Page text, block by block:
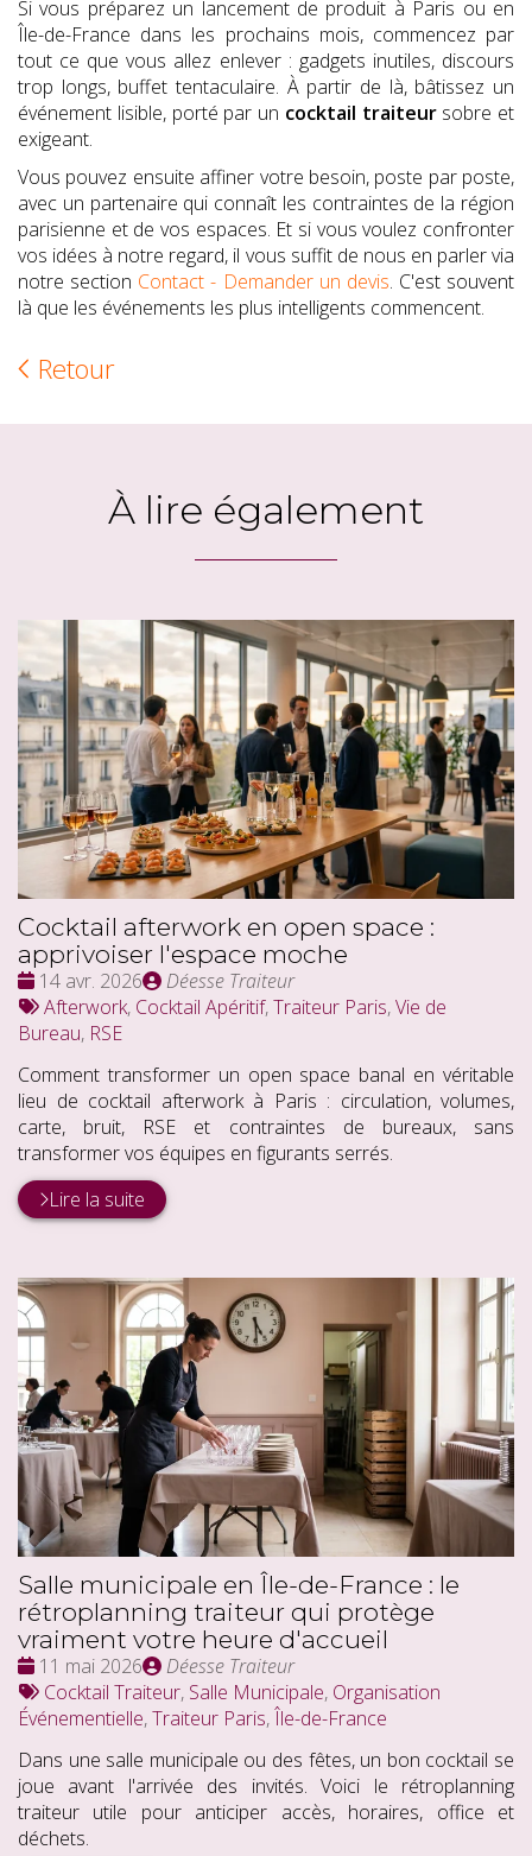
Si vous préparez un lancement de produit à Paris ou en
Île-de-France dans les prochains mois, commencez par
tout ce que vous allez enlever : gadgets inutiles, discours
trop longs, buffet tentaculaire. À partir de là, bâtissez un
événement lisible, porté par un cocktail traiteursobre et
exigeant.
Vous pouvez ensuite affiner votre besoin, poste par poste,
avec un partenaire qui connaît les contraintes de la région
parisienne et de vos espaces. Et si vous voulez confronter
vos idées à notre regard, il vous suffit de nous en parler via
notre section Contact - Demander un devis. C'est souvent
là que les événements les plus intelligents commencent.
Retour
À lire également
Cocktail afterwork en open space :
apprivoiser l'espace moche
Date
:
14 avr. 2026
Publié
par
Déesse Traiteur
Tags
:
Afterwork, Cocktail Apéritif,Traiteur Paris,Vie de
Bureau, RSE
Comment transformer un open space banal en véritable
lieu de cocktail afterwork à Paris : circulation, volumes,
carte, bruit, RSE et contraintes de bureaux, sans
transformer vos équipes en figurants serrés.
Lire la suite
Salle municipale en Île-de-France : le
rétroplanning traiteur qui protège
vraiment votre heure d'accueil
Date
:
11 mai 2026
Publié
par
Déesse Traiteur
Tags
:
Cocktail Traiteur, Salle Municipale, Organisation
Événementielle,Traiteur Paris,Île-de-France
Dans une salle municipale ou des fêtes, un bon cocktail se
joue avant l'arrivée des invités. Voici le rétroplanning
traiteur utile pour anticiper accès, horaires, office et
déchets.